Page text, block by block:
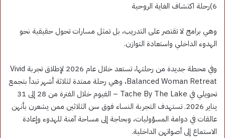
6)رحلة اكتشاف الغاية الروحية
وهي برامج لا تقتصر على التدريب، بل تمثل مسارات تحول حقيقية نحو
الهدوء الداخلي واستعادة التوازن.
وفي محطة جديدة من رحلتها، تستعد خلال عام 2026 لإطلاق تجربة Vivid
Balanced Woman Retreat، وهي رحلة ممتدة لثلاثة أشهر تبدأ بتجمع
تحويلي في Tache By The Lake – الفيوم خلال الفترة من 28 إلى 31
يناير 2026. تستهدف التجربة النساء فوق سن الثلاثين ممن يشعرن بأنهن
عالقات في دوامة المسؤوليات، وبحاجة إلى مساحة آمنة للهدوء وإعادة
الاستماع إلى أصواتهن الداخلية.